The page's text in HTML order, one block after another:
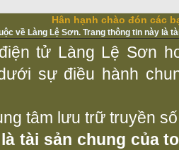
Hân hạnh chào đón các
về Làng Lệ Sơn. Trang thông tin này là
tử Làng Lệ Sơn
sự điều hành
tâm lưu trữ truyền
tài sản chung của